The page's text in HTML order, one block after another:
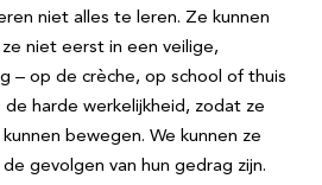
niet alles te leren. Ze kunnen
niet eerst in een veilige,
– op de crèche, op school of thuis
harde werkelijkheid, zodat ze
bewegen. We kunnen ze
gevolgen van hun gedrag zijn.